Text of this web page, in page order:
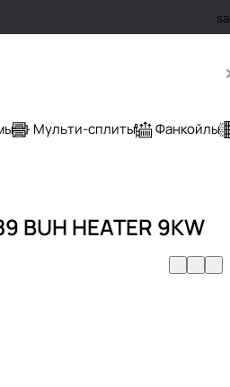
Мульти-сплиты Фанкойлы
BUH HEATER 9KW